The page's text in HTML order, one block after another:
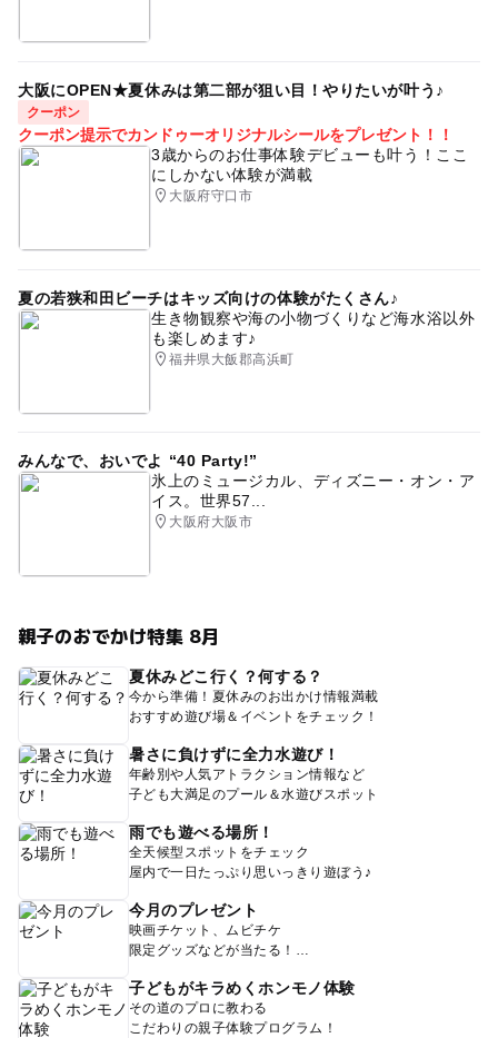
大阪にOPEN★夏休みは第二部が狙い目！やりたいが叶う♪
クーポン
クーポン提示でカンドゥーオリジナルシールをプレゼント！！
3歳からのお仕事体験デビューも叶う！ここ
にしかない体験が満載
大阪府守口市
夏の若狭和田ビーチはキッズ向けの体験がたくさん♪
生き物観察や海の小物づくりなど海水浴以外
も楽しめます♪
福井県大飯郡高浜町
みんなで、おいでよ “40 Party!”
氷上のミュージカル、ディズニー・オン・ア
イス。世界57...
大阪府大阪市
親子のおでかけ特集 8月
夏休みどこ行く？何する？
今から準備！夏休みのお出かけ情報満載
おすすめ遊び場＆イベントをチェック！
暑さに負けずに全力水遊び！
年齢別や人気アトラクション情報など
子ども大満足のプール＆水遊びスポット
雨でも遊べる場所！
全天候型スポットをチェック
屋内で一日たっぷり思いっきり遊ぼう♪
今月のプレゼント
映画チケット、ムビチケ
限定グッズなどが当たる！
子どもがキラめくホンモノ体験
その道のプロに教わる
こだわりの親子体験プログラム！